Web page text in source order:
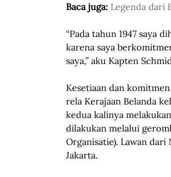
Baca juga: Legenda dari
“Pada tahun 1947 saya
karena saya
saya,” aku Kapten
Kesetiaan dan
rela Kerajaan Belanda
kedua kalinya
dilakukan melalui
Organisatie). Lawan
Jakarta.